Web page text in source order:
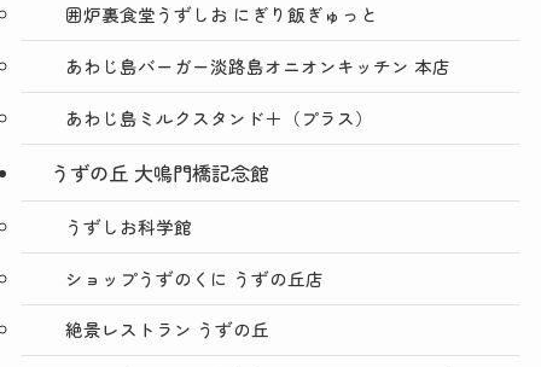
囲炉裏食堂うずしお にぎり飯ぎゅっと
あわじ島バーガー淡路島オニオンキッチン 本店
あわじ島ミルクスタンド＋（プラス）
うずの丘 大鳴門橋記念館
うずしお科学館
ショップうずのくに うずの丘店
絶景レストラン うずの丘